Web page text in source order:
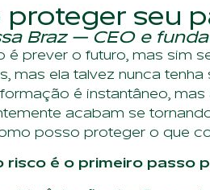
proteger seu
Braz — CEO e
é prever o futuro, mas sim
mas ela talvez nunca
é instantâneo,
acabam se
posso proteger o que
risco é o primeiro passo